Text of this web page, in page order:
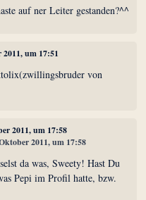
auf ner Leiter gestanden?^^
um 17:51
von
2011, um 17:58
2011, um 17:58
da was, Sweety! Hast Du
Pepi im Profil hatte, bzw.